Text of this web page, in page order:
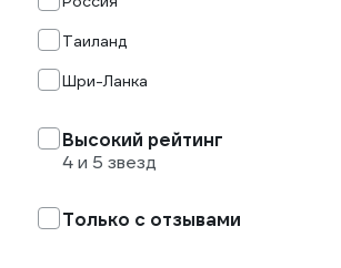
Таиланд
Шри-Ланка
Высокий рейтинг
4 и 5 звезд
Только с отзывами